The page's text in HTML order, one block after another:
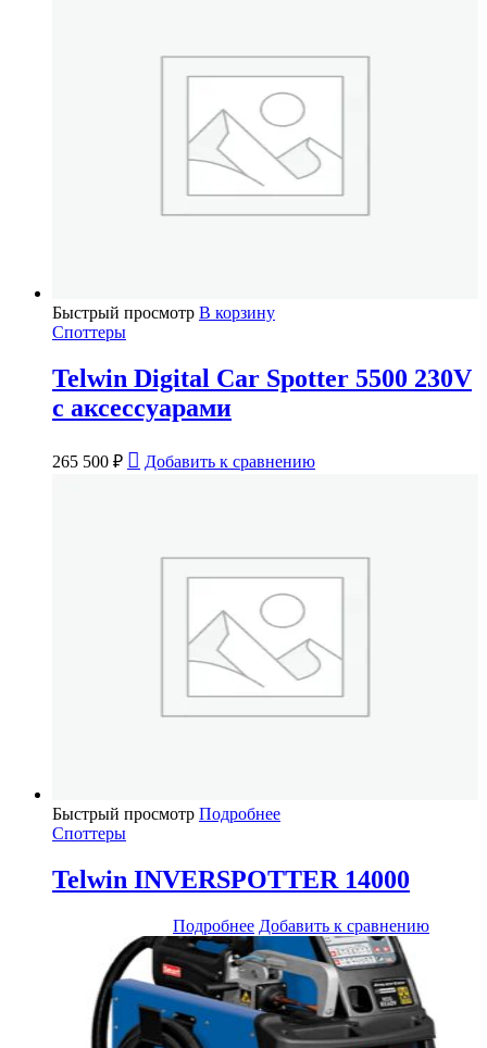
Быстрый просмотр В корзину
Споттеры
Telwin Digital Car Spotter 5500 230V
с аксессуарами
265 500 ₽ Добавить к сравнению
Быстрый просмотр Подробнее
Споттеры
Telwin INVERSPOTTER 14000
Подробнее Добавить к сравнению